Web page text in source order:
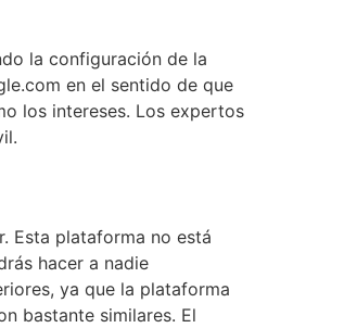
la configuración de la
en el sentido de que
los intereses. Los expertos
Esta plataforma no está
hacer a nadie
ya que la plataforma
bastante similares. El